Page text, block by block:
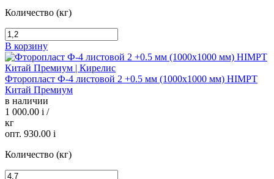
Количество (кг)
В корзину
Фторопласт Ф-4 листовой 2 +0.5 мм (1000х1000 мм) HIMPT
Китай Премиум
в наличии
1 000.00 i /
кг
опт. 930.00 i
Количество (кг)